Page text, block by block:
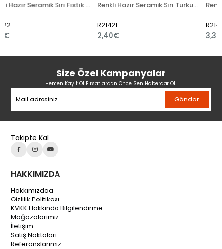
Renkli Hazır Seramik Sırı Fıstık Yeşili 521-5 Renkli Hazır Seramik Sırı Turkuaz - Açık Mavi - Boncuk Mavi 862-5 (1050 °C)
Size Özel Kampanyalar
Hemen Kayıt Ol Fırsatlardan Önce Sen Haberdar Ol!
Gönder
Takipte Kal
HAKKIMIZDA
Hakkımızdaa
Gizlilik Politikası
KVKK Hakkında Bilgilendirme
Mağazalarımız
İletişim
Satış Noktaları
Referanslarımız